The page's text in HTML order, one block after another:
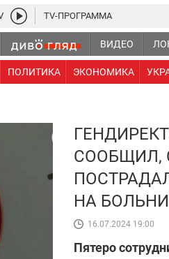
ВИДЕО
ПОЛИТИКА ЭКОНОМИКА
TV-ПРОГРАММА
СООБЩИЛ,
НА
16.07.2024 19:00
Пятеро